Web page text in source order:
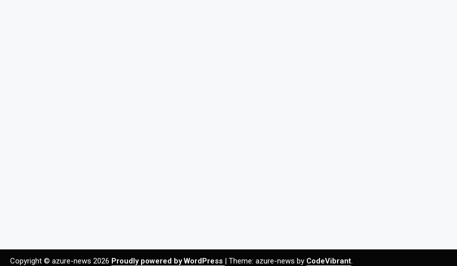
Copyright © azure-news 2026 Proudly powered by WordPress | Theme: azure-news by CodeVibrant.